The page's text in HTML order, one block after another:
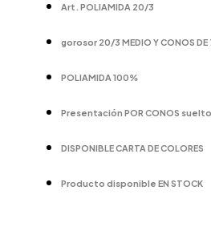
Art. POLIAMIDA 20/3
gorosor 20/3 MEDIO Y CONOS DE
POLIAMIDA 100%
Presentación POR CONOS sueltos
DISPONIBLE CARTA DE COLORES
Producto disponible EN STOCK